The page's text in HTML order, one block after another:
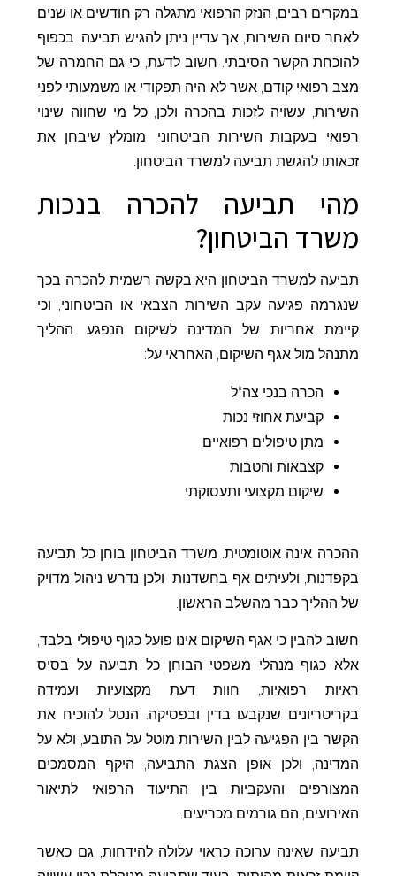
במקרים רבים, הנזק הרפואי מתגלה רק חודשים או שנים
לאחר סיום השירות, אך עדיין ניתן להגיש תביעה, בכפוף
להוכחת הקשר הסיבתי. חשוב לדעת, כי גם החמרה של
מצב רפואי קודם, אשר לא היה תפקודי או משמעותי לפני
השירות, עשויה לזכות בהכרה ולכן, כל מי שחווה שינוי
רפואי בעקבות השירות הביטחוני, מומלץ שיבחן את
זכאותו להגשת תביעה למשרד הביטחון.
מהי תביעה להכרה בנכות
משרד הביטחון?
תביעה למשרד הביטחון היא בקשה רשמית להכרה בכך
שנגרמה פגיעה עקב השירות הצבאי או הביטחוני, וכי
קיימת אחריות של המדינה לשיקום הנפגע. ההליך
מתנהל מול אגף השיקום, האחראי על:
הכרה בנכי צה"ל
קביעת אחוזי נכות
מתן טיפולים רפואיים
קצבאות והטבות
שיקום מקצועי ותעסוקתי
ההכרה אינה אוטומטית. משרד הביטחון בוחן כל תביעה
בקפדנות, ולעיתים אף בחשדנות, ולכן נדרש ניהול מדויק
של ההליך כבר מהשלב הראשון.
חשוב להבין כי אגף השיקום אינו פועל כגוף טיפולי בלבד,
אלא כגוף מנהלי משפטי הבוחן כל תביעה על בסיס
ראיות רפואיות, חוות דעת מקצועיות ועמידה
בקריטריונים שנקבעו בדין ובפסיקה. הנטל להוכיח את
הקשר בין הפגיעה לבין השירות מוטל על התובע, ולא על
המדינה, ולכן אופן הצגת התביעה, היקף המסמכים
המצורפים והעקביות בין התיעוד הרפואי לתיאור
האירועים, הם גורמים מכריעים.
תביעה שאינה ערוכה כראוי עלולה להידחות, גם כאשר